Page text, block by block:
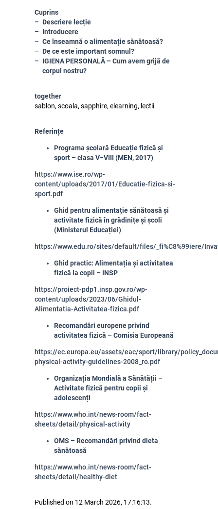
Cuprins
Descriere lecție
Introducere
Ce înseamnă o alimentație sănătoasă?
De ce este important somnul?
IGIENA PERSONALĂ – Cum avem grijă de
corpul nostru?
together
sablon, scoala, sapphire, elearning, lectii
Referințe
Programa școlară Educație fizică și
sport – clasa V–VIII (MEN, 2017)
https://www.ise.ro/wp-
content/uploads/2017/01/Educatie-fizica-si-
sport.pdf
Ghid pentru alimentație sănătoasă și
activitate fizică în grădinițe și școli
(Ministerul Educației)
https://www.edu.ro/sites/default/files/_fi%C8%99iere/
Ghid practic: Alimentația și activitatea
fizică la copii – INSP
https://proiect-pdp1.insp.gov.ro/wp-
content/uploads/2023/06/Ghidul-
Alimentatia-Activitatea-fizica.pdf
Recomandări europene privind
activitatea fizică – Comisia Europeană
https://ec.europa.eu/assets/eac/sport/library/
physical-activity-guidelines-2008_ro.pdf
Organizația Mondială a Sănătății –
Activitate fizică pentru copii și
adolescenți
https://www.who.int/news-room/fact-
sheets/detail/physical-activity
OMS – Recomandări privind dieta
sănătoasă
https://www.who.int/news-room/fact-
sheets/detail/healthy-diet
Published on 12 March 2026, 17:16:13.